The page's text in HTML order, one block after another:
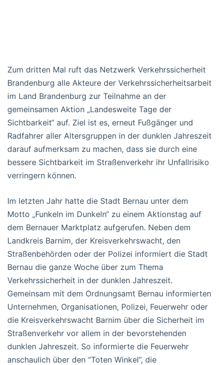
Zum dritten Mal ruft das Netzwerk Verkehrssicherheit
Brandenburg alle Akteure der Verkehrssicherheitsarbeit
im Land Brandenburg zur Teilnahme an der
gemeinsamen Aktion „Landesweite Tage der
Sichtbarkeit“ auf. Ziel ist es, erneut Fußgänger und
Radfahrer aller Altersgruppen in der dunklen Jahreszeit
darauf aufmerksam zu machen, dass sie durch eine
bessere Sichtbarkeit im Straßenverkehr ihr Unfallrisiko
verringern können.
Im letzten Jahr hatte die Stadt Bernau unter dem
Motto „Funkeln im Dunkeln“ zu einem Aktionstag auf
dem Bernauer Marktplatz aufgerufen. Neben dem
Landkreis Barnim, der Kreisverkehrswacht, den
Straßenbehörden oder der Polizei informiert die Stadt
Bernau die ganze Woche über zum Thema
Verkehrssicherheit in der dunklen Jahreszeit.
Gemeinsam mit dem Ordnungsamt Bernau informierten
Unternehmen, Organisationen, Polizei, Feuerwehr oder
die Kreisverkehrswacht Barnim über die Sicherheit im
Straßenverkehr vor allem in der bevorstehenden
dunklen Jahreszeit. So informierte die Feuerwehr
anschaulich über den “Toten Winkel”, die